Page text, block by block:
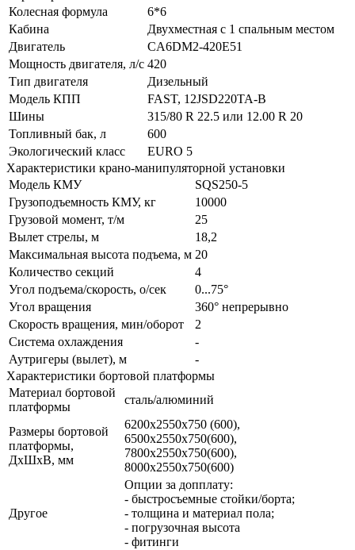
Колесная формула
6*6
Кабина
Двухместная с 1 спальным местом
Двигатель
CA6DM2-420E51
Мощность двигателя, л/с 420
Тип двигателя
Дизельный
Модель КПП
FAST, 12JSD220TA-B
Шины
315/80 R 22.5 или 12.00 R 20
Топливный бак, л
600
Экологический класс
EURO 5
Характеристики крано-манипуляторной установки
Модель КМУ
SQS250-5
Грузоподъемность КМУ, кг
10000
Грузовой момент, т/м
25
Вылет стрелы, м
18,2
Максимальная высота подъема, м 20
Количество секций
4
Угол подъема/скорость, о/сек
0...75°
Угол вращения
360° непрерывно
Скорость вращения, мин/оборот
2
Система охлаждения
-
Аутригеры (вылет), м
-
Характеристики бортовой платформы
Материал бортовой
платформы
сталь/алюминий
Размеры бортовой
платформы,
ДхШхВ, мм
6200х2550х750 (600),
6500х2550х750(600),
7800х2550х750(600),
8000х2550х750(600)
Другое
Опции за допплату:
- быстросъемные стойки/борта;
- толщина и материал пола;
- погрузочная высота
- фитинги